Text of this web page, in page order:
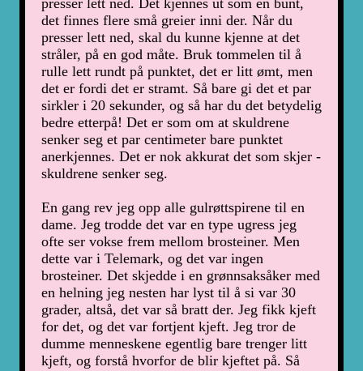
det finnes flere små greier inni der. Når du
presser lett ned, skal du kunne kjenne at det
stråler, på en god måte. Bruk tommelen til å
rulle lett rundt på punktet, det er litt ømt, men
det er fordi det er stramt. Så bare gi det et par
sirkler i 20 sekunder, og så har du det betydelig
bedre etterpå! Det er som om at skuldrene
senker seg et par centimeter bare punktet
anerkjennes. Det er nok akkurat det som skjer -
skuldrene senker seg.
En gang rev jeg opp alle gulrøttspirene til en
dame. Jeg trodde det var en type ugress jeg
ofte ser vokse frem mellom brosteiner. Men
dette var i Telemark, og det var ingen
brosteiner. Det skjedde i en grønnsaksåker med
en helning jeg nesten har lyst til å si var 30
grader, altså, det var så bratt der. Jeg fikk kjeft
for det, og det var fortjent kjeft. Jeg tror de
dumme menneskene egentlig bare trenger litt
kjeft, og forstå hvorfor de blir kjeftet på. Så